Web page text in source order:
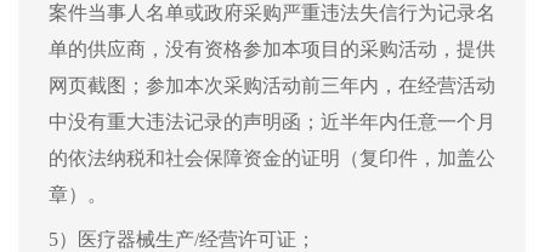
案件当事人名单或政府采购严重违法失信行为记录名
单的供应商，没有资格参加本项目的采购活动，提供
网页截图；参加本次采购活动前三年内，在经营活动
中没有重大违法记录的声明函；近半年内任意一个月
的依法纳税和社会保障资金的证明（复印件，加盖公
章）。
5）医疗器械生产/经营许可证；